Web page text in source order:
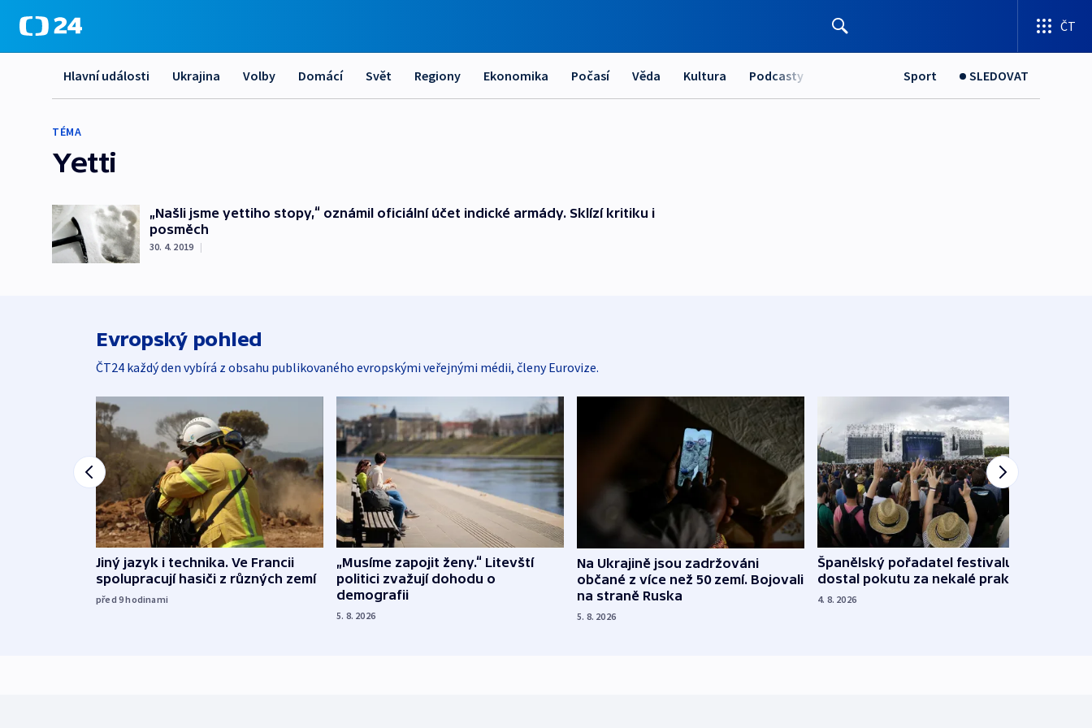
ČT
Hlavní události Ukrajina Volby Domácí Svět Regiony Ekonomika Počasí Věda Kultura Podcasty Sport SLEDOVAT
TÉMA
Yetti
„Našli jsme yettiho stopy,“ oznámil oficiální účet indické armády. Sklízí kritiku i
posměch
30. 4. 2019 |
Evropský pohled
ČT24 každý den vybírá z obsahu publikovaného evropskými veřejnými médii, členy Eurovize.
Jiný jazyk i technika. Ve Francii
spolupracují hasiči z různých zemí
před 9hodinami
„Musíme zapojit ženy.“ Litevští
politici zvažují dohodu o
demografii
5. 8. 2026
Na Ukrajině jsou zadržováni
občané z více než 50 zemí. Bojovali
na straně Ruska
5. 8. 2026
Španělský pořadatel festivalu
dostal pokutu za nekalé praktiky
4. 8. 2026